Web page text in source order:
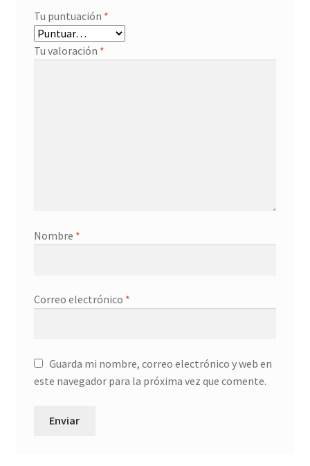
Tu puntuación *
Tu valoración *
Nombre *
Correo electrónico *
Guarda mi nombre, correo electrónico y web en
este navegador para la próxima vez que comente.